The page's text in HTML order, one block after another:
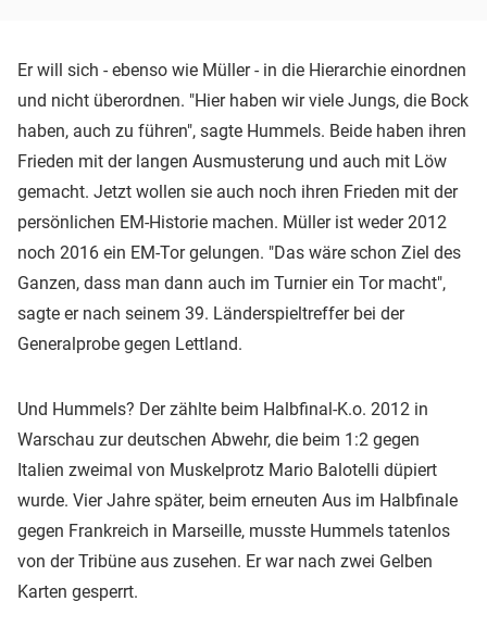
Er will sich - ebenso wie Müller - in die Hierarchie einordnen
und nicht überordnen. "Hier haben wir viele Jungs, die Bock
haben, auch zu führen", sagte Hummels. Beide haben ihren
Frieden mit der langen Ausmusterung und auch mit Löw
gemacht. Jetzt wollen sie auch noch ihren Frieden mit der
persönlichen EM-Historie machen. Müller ist weder 2012
noch 2016 ein EM-Tor gelungen. "Das wäre schon Ziel des
Ganzen, dass man dann auch im Turnier ein Tor macht",
sagte er nach seinem 39. Länderspieltreffer bei der
Generalprobe gegen Lettland.
Und Hummels? Der zählte beim Halbfinal-K.o. 2012 in
Warschau zur deutschen Abwehr, die beim 1:2 gegen
Italien zweimal von Muskelprotz Mario Balotelli düpiert
wurde. Vier Jahre später, beim erneuten Aus im Halbfinale
gegen Frankreich in Marseille, musste Hummels tatenlos
von der Tribüne aus zusehen. Er war nach zwei Gelben
Karten gesperrt.